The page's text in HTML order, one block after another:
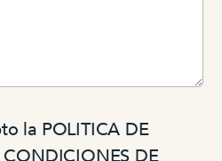
la POLITICA DE
DE